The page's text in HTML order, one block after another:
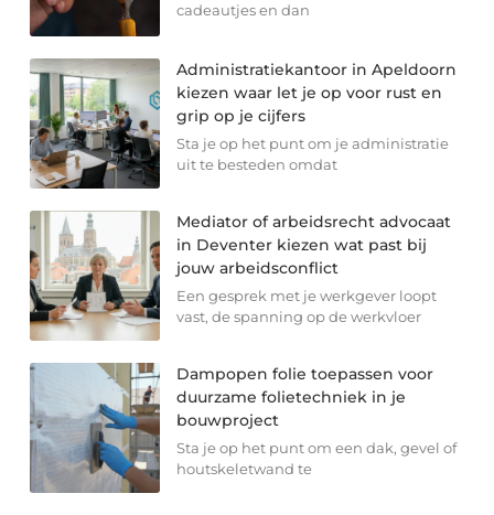
cadeautjes en dan
Administratiekantoor in Apeldoorn
kiezen waar let je op voor rust en
grip op je cijfers
Sta je op het punt om je administratie
uit te besteden omdat
Mediator of arbeidsrecht advocaat
in Deventer kiezen wat past bij
jouw arbeidsconflict
Een gesprek met je werkgever loopt
vast, de spanning op de werkvloer
Dampopen folie toepassen voor
duurzame folietechniek in je
bouwproject
Sta je op het punt om een dak, gevel of
houtskeletwand te